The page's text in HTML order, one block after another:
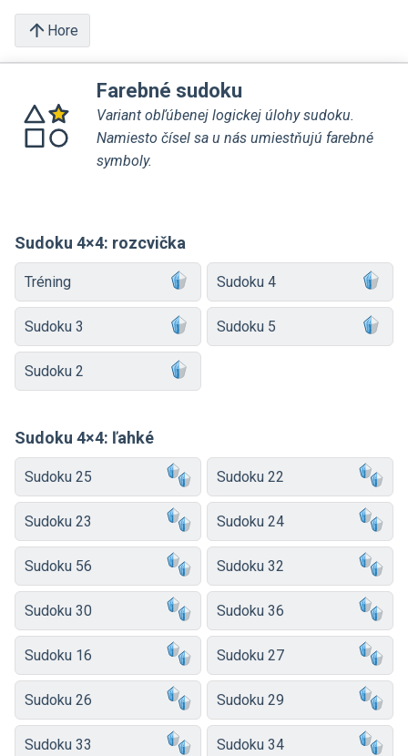
Hore
Farebné sudoku
Variant obľúbenej logickej úlohy sudoku.
Namiesto čísel sa u nás umiestňujú farebné
symboly.
Sudoku 4×4: rozcvička
Tréning Sudoku 4
Sudoku 3 Sudoku 5
Sudoku 2
Sudoku 4×4: ľahké
Sudoku 25 Sudoku 22
Sudoku 23 Sudoku 24
Sudoku 56 Sudoku 32
Sudoku 30 Sudoku 36
Sudoku 16 Sudoku 27
Sudoku 26 Sudoku 29
Sudoku 33 Sudoku 34